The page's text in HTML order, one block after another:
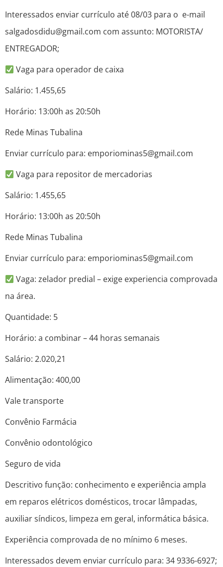
Interessados enviar currículo até 08/03 para o e-mail
salgadosdidu@gmail.com com assunto: MOTORISTA/
ENTREGADOR;
Vaga para operador de caixa
Salário: 1.455,65
Horário: 13:00h as 20:50h
Rede Minas Tubalina
Enviar currículo para: emporiominas5@gmail.com
Vaga para repositor de mercadorias
Salário: 1.455,65
Horário: 13:00h as 20:50h
Rede Minas Tubalina
Enviar currículo para: emporiominas5@gmail.com
Vaga: zelador predial – exige experiencia comprovada
na área.
Quantidade: 5
Horário: a combinar – 44 horas semanais
Salário: 2.020,21
Alimentação: 400,00
Vale transporte
Convênio Farmácia
Convênio odontológico
Seguro de vida
Descritivo função: conhecimento e experiência ampla
em reparos elétricos domésticos, trocar lâmpadas,
auxiliar síndicos, limpeza em geral, informática básica.
Experiência comprovada de no mínimo 6 meses.
Interessados devem enviar currículo para: 34 9336-6927;